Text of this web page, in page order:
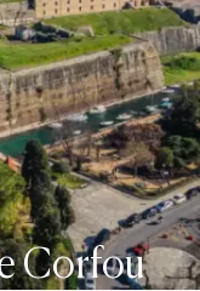
Corfou